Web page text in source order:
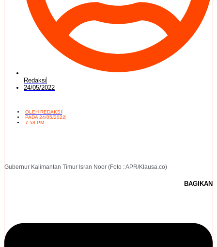
Redaksi
24/05/2022
OLEH REDAKSI
PADA24/05/2022
7:58 PM
Gubernur Kalimantan Timur Isran Noor (Foto : APR/Klausa.co)
BAGIKAN